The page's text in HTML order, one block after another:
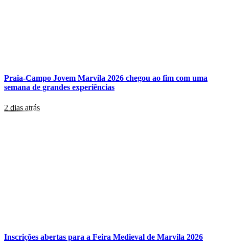
Praia-Campo Jovem Marvila 2026 chegou ao fim com uma
semana de grandes experiências
2 dias atrás
Inscrições abertas para a Feira Medieval de Marvila 2026